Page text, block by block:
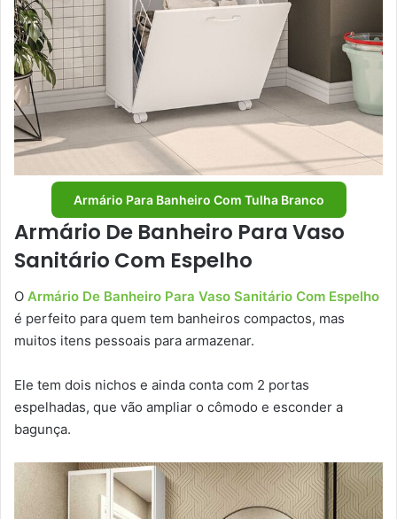
Armário Para Banheiro Com Tulha Branco
Armário De Banheiro Para Vaso
Sanitário Com Espelho
O Armário De Banheiro Para Vaso Sanitário Com Espelho
é perfeito para quem tem banheiros compactos, mas
muitos itens pessoais para armazenar.
Ele tem dois nichos e ainda conta com 2 portas
espelhadas, que vão ampliar o cômodo e esconder a
bagunça.